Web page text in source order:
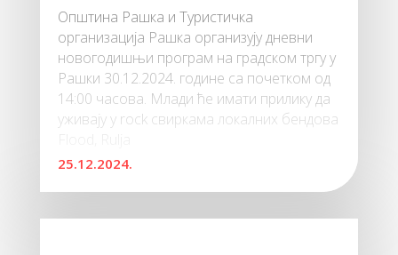
Општина Рашка и Туристичка
организација Рашка организују дневни
новогодишњи програм на градском тргу у
Рашки 30.12.2024. године са почетком од
14:00 часова. Млади ће имати прилику да
уживају у rock свиркама локалних бендова
25.12.2024.